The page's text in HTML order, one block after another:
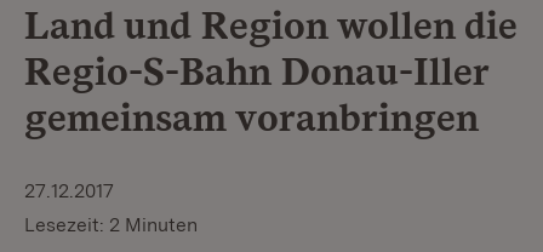
Land und Region wollen die
Regio-S-Bahn Donau-Iller
gemeinsam voranbringen
27.12.2017
Lesezeit: 2 Minuten